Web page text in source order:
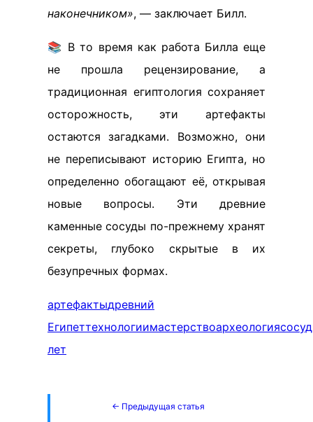
наконечником», — заключает Билл.
📚 В то время как работа Билла еще
не прошла рецензирование, а
традиционная египтология сохраняет
осторожность, эти артефакты
остаются загадками. Возможно, они
не переписывают историю Египта, но
определенно обогащают её, открывая
новые вопросы. Эти древние
каменные сосуды по-прежнему хранят
секреты, глубоко скрытые в их
безупречных формах.
артефактыдревний
Египеттехнологиимастерствоархеология
лет
← Предыдущая статья